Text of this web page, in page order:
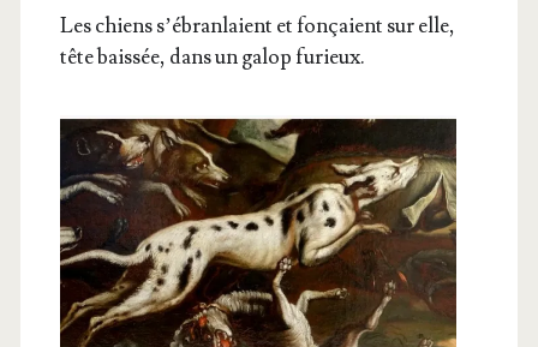
Les chiens s’é­bran­laient et fon­çaient sur elle,
tête bais­sée, dans un galop furieux.